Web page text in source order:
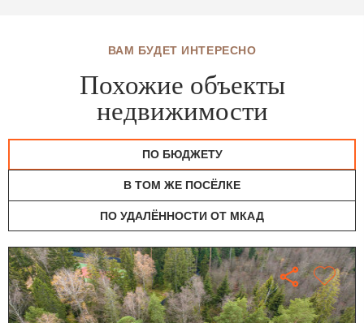
ВАМ БУДЕТ ИНТЕРЕСНО
Похожие объекты
недвижимости
ПО БЮДЖЕТУ
В ТОМ ЖЕ ПОСЁЛКЕ
ПО УДАЛЁННОСТИ ОТ МКАД